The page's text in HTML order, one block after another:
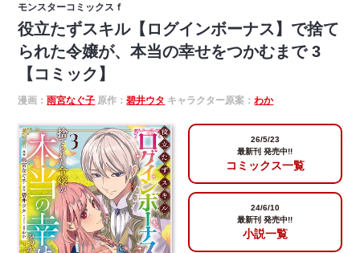
モンスターコミックスｆ
役立たずスキル【ログインボーナス】で捨て
られた令嬢が、本当の幸せをつかむまで 3
【コミック】
漫画：雨宮なぐ子 原作：碧井ウタ キャラクター原案：わか
26/5/23
最新刊 発売中!!
コミックス一覧
24/6/10
最新刊 発売中!!
小説一覧